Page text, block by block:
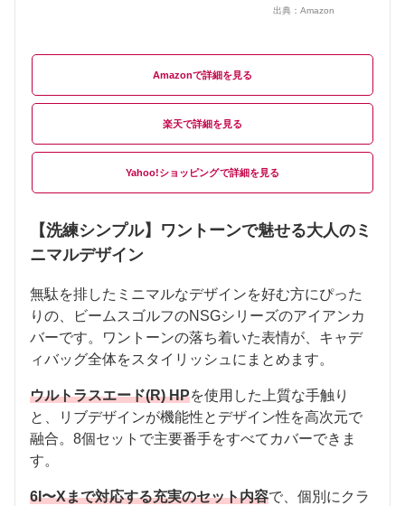
出典： Amazon
Amazon
楽天
Yahoo!ショッピング
【洗練シンプル】ワントーンで魅せる大人のミ
ニマルデザイン
無駄を排したミニマルなデザインを好む方にぴった
りの、ビームスゴルフのNSGシリーズのアイアンカ
バーです。ワントーンの落ち着いた表情が、キャデ
ィバッグ全体をスタイリッシュにまとめます。
ウルトラスエード(R) HPを使用した上質な手触り
と、リブデザインが機能性とデザイン性を高次元で
融合。8個セットで主要番手をすべてカバーできま
す。
6I〜Xまで対応する充実のセット内容で、個別にクラ